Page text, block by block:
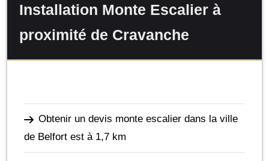
Installation Monte Escalier à
proximité de Cravanche
Obtenir un devis monte escalier dans la ville
de Belfort est à 1,7 km